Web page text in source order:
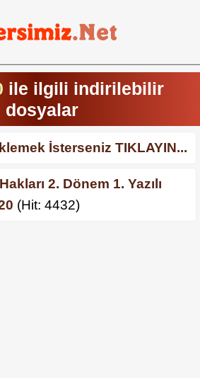
ile ilgili indirilebilir
dosyalar
İsterseniz TIKLAYIN...
2. Dönem 1. Yazılı
(Hit: 4432)